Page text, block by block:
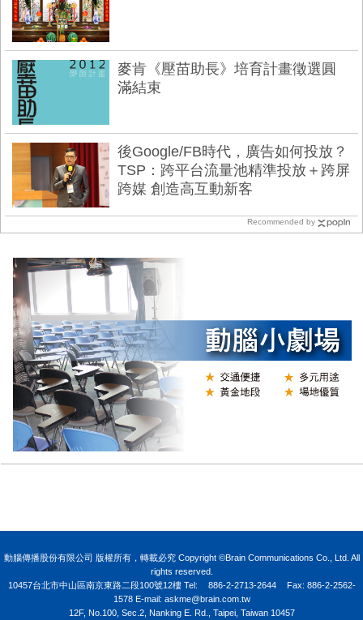
麥肯《壓苗助長》培育計畫徵選圓
滿結束
後Google/FB時代，廣告如何投放？
TSP：跨平台流量池精準投放＋跨屏
跨媒 創造高互動新客
Recommended by
動腦傳播股份有限公司 版權所有，轉載必究 Copyright ©Brain Communications Co., Ltd. All
rights reserved.
10457台北市中山區南京東路二段100號12樓Tel: 886-2-2713-2644
Fax: 886-2-2562-
1578 E-mail: askme@brain.com.tw
12F, No.100, Sec.2, Nanking E. Rd., Taipei, Taiwan 10457